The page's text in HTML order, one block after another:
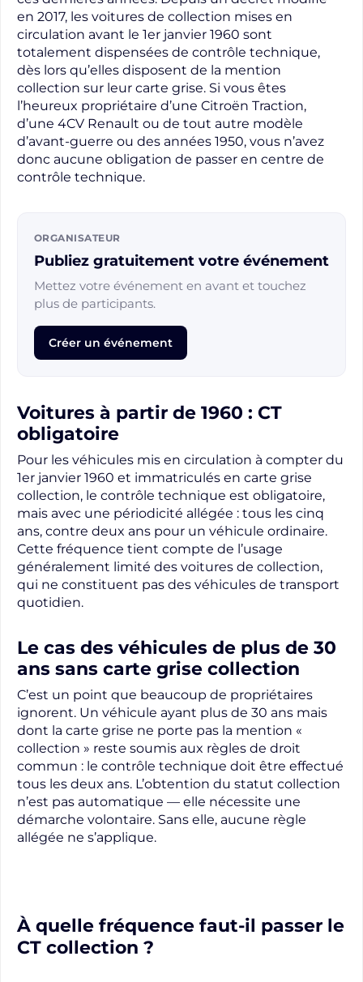
en 2017, les voitures de collection mises en
circulation avant le 1er janvier 1960 sont
totalement dispensées de contrôle technique,
dès lors qu’elles disposent de la mention
collection sur leur carte grise. Si vous êtes
l’heureux propriétaire d’une Citroën Traction,
d’une 4CV Renault ou de tout autre modèle
d’avant-guerre ou des années 1950, vous n’avez
donc aucune obligation de passer en centre de
contrôle technique.
ORGANISATEUR
Publiez gratuitement votre événement
Mettez votre événement en avant et touchez
plus de participants.
Créer un événement
Voitures à partir de 1960 : CT
obligatoire
Pour les véhicules mis en circulation à compter du
1er janvier 1960 et immatriculés en carte grise
collection, le contrôle technique est obligatoire,
mais avec une périodicité allégée : tous les cinq
ans, contre deux ans pour un véhicule ordinaire.
Cette fréquence tient compte de l’usage
généralement limité des voitures de collection,
qui ne constituent pas des véhicules de transport
quotidien.
Le cas des véhicules de plus de 30
ans sans carte grise collection
C’est un point que beaucoup de propriétaires
ignorent. Un véhicule ayant plus de 30 ans mais
dont la carte grise ne porte pas la mention «
collection » reste soumis aux règles de droit
commun : le contrôle technique doit être effectué
tous les deux ans. L’obtention du statut collection
n’est pas automatique — elle nécessite une
démarche volontaire. Sans elle, aucune règle
allégée ne s’applique.
À quelle fréquence faut-il passer le
CT collection ?